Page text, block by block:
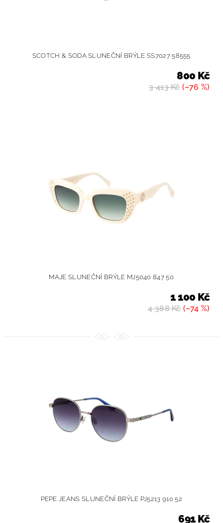
SCOTCH & SODA SLUNEČNÍ BRÝLE SS7027 58555
3 413 Kč(–76 %)
800 Kč
MAJE SLUNEČNÍ BRÝLE MJ5040 847 50
4 388 Kč(–74 %)
1 100 Kč
PEPE JEANS SLUNEČNÍ BRÝLE PJ5213 910 52
691 Kč